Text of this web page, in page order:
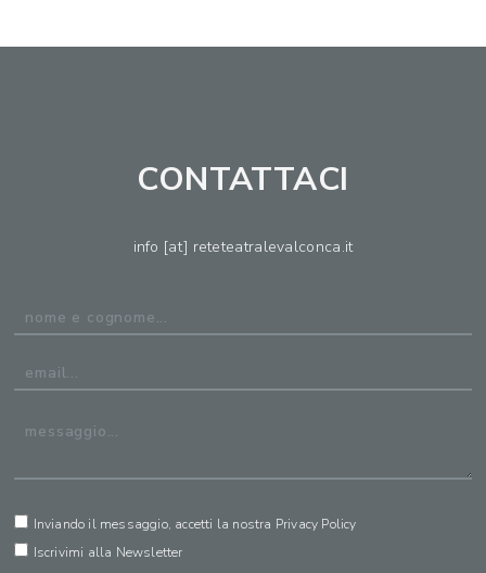
CONTATTACI
info [at] reteteatralevalconca.it
Inviando il messaggio, accetti la nostra Privacy Policy
Iscrivimi alla Newsletter